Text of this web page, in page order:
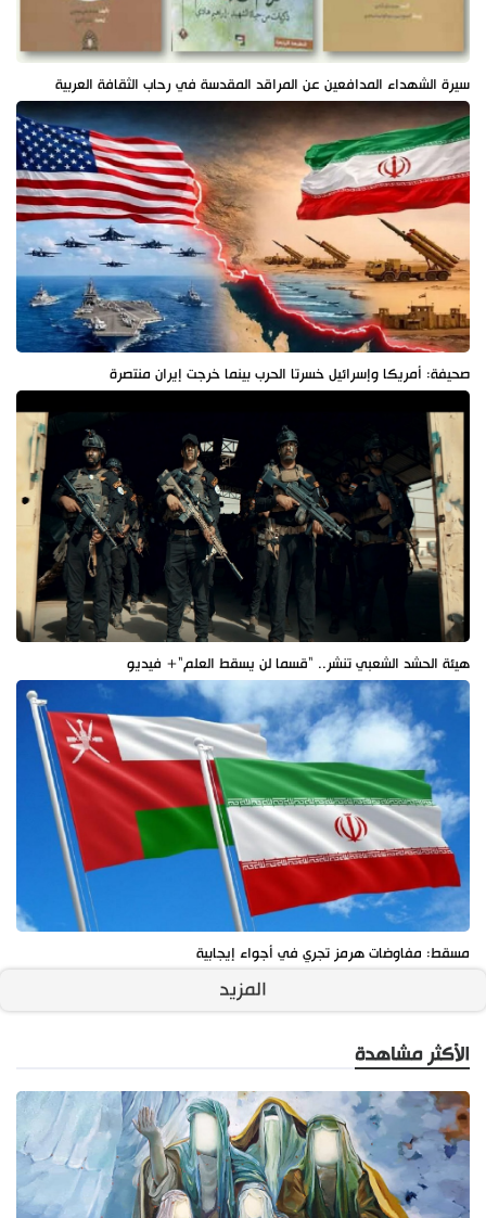
سيرة الشهداء المدافعين عن المراقد المقدسة في رحاب الثقافة العربية
صحيفة: أمريكا وإسرائيل خسرتا الحرب بينما خرجت إيران منتصرة
هيئة الحشد الشعبي تنشر.. "قسما لن يسقط العلم"+ فيديو
مسقط: مفاوضات هرمز تجري في أجواء إيجابية
المزيد
الأكثر مشاهدة